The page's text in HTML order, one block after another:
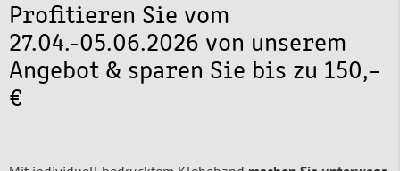
Profitieren Sie vom
27.04.-05.06.2026 von unserem
Angebot & sparen Sie bis zu 150,–
€